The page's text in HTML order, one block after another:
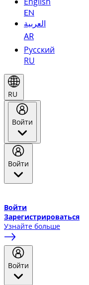
EN
العربية
AR
Русский
RU
RU
Войти
Войти
Войти
Зарегистрироваться
Узнайте больше
Войти